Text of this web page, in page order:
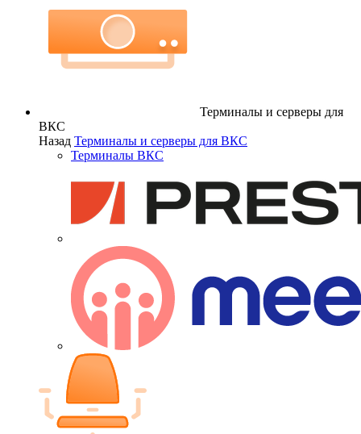
Терминалы и серверы для
ВКС
Назад Терминалы и серверы для ВКС
Терминалы ВКС